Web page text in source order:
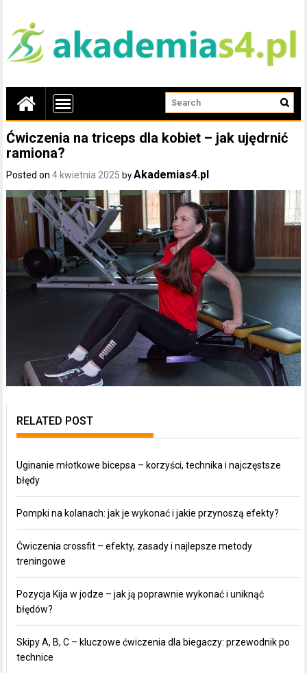
Ćwiczenia na triceps dla kobiet – jak ujędrnić
ramiona?
Posted on4 kwietnia 2025 byAkademias4.pl
RELATED POST
Uginanie młotkowe bicepsa – korzyści, technika i najczęstsze
błędy
Pompki na kolanach: jak je wykonać i jakie przynoszą efekty?
Ćwiczenia crossfit – efekty, zasady i najlepsze metody
treningowe
Pozycja Kija w jodze – jak ją poprawnie wykonać i uniknąć
błędów?
Skipy A, B, C – kluczowe ćwiczenia dla biegaczy: przewodnik po
technice